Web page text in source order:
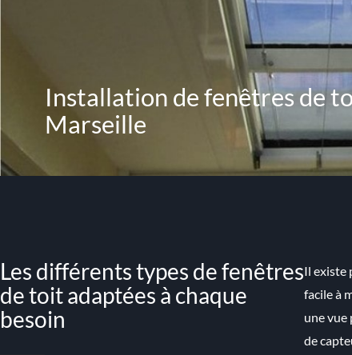
Installation de fenêtres de
Marseille
Les différents types de fenêtres
de toit adaptées à chaque
besoin
Il existe
facile à
une vue
de